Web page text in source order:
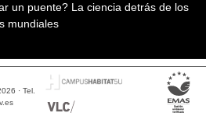
un puente? La ciencia detrás de los
mundiales
· Tel.